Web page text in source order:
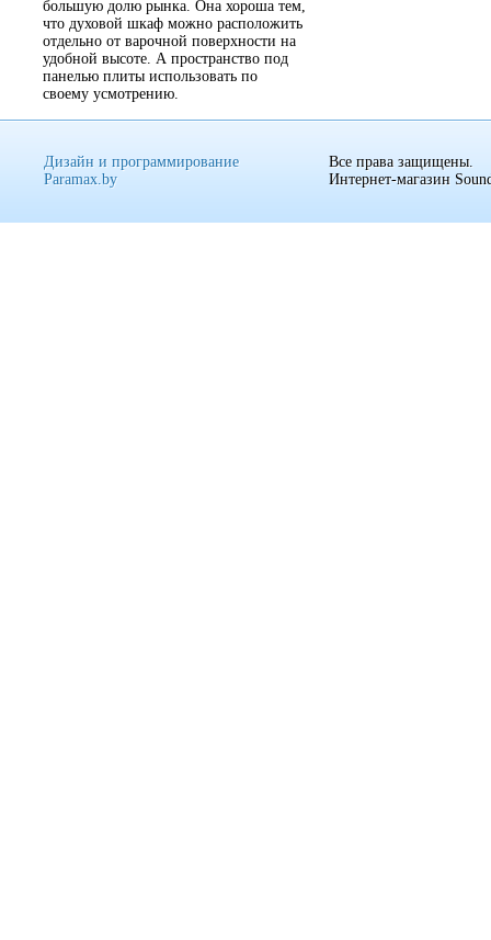
большую долю рынка. Она хороша тем,
что духовой шкаф можно расположить
отдельно от варочной поверхности на
удобной высоте. А пространство под
панелью плиты использовать по
своему усмотрению.
Дизайн и программирование
Paramax.by
Все права защищены.
Интернет-магазин